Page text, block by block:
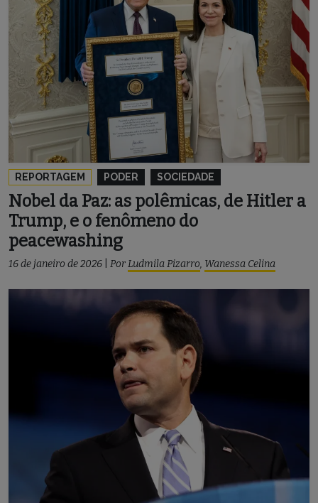
REPORTAGEM PODER SOCIEDADE
Nobel da Paz: as polêmicas, de Hitler a
Trump, e o fenômeno do
peacewashing
16 de janeiro de 2026 PorLudmila Pizarro, Wanessa Celina